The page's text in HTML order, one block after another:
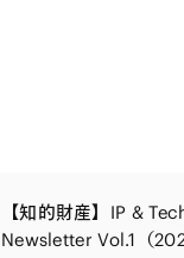
【知的財産】IP &
Newsletter Vol.1（